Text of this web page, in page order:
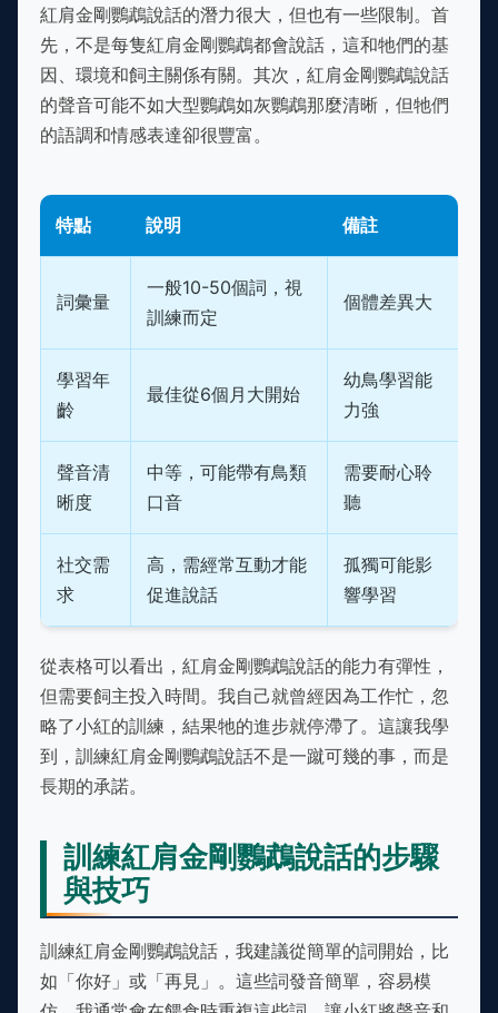
紅肩金剛鸚鵡說話的潛力很大，但也有一些限制。首
先，不是每隻紅肩金剛鸚鵡都會說話，這和牠們的基
因、環境和飼主關係有關。其次，紅肩金剛鸚鵡說話
的聲音可能不如大型鸚鵡如灰鸚鵡那麼清晰，但牠們
的語調和情感表達卻很豐富。
特點 說明 備註
詞彙量
一般10-50個詞，視
訓練而定
個體差異大
學習年
齡
最佳從6個月大開始
幼鳥學習能
力強
聲音清
晰度
中等，可能帶有鳥類
口音
需要耐心聆
聽
社交需
求
高，需經常互動才能
促進說話
孤獨可能影
響學習
從表格可以看出，紅肩金剛鸚鵡說話的能力有彈性，
但需要飼主投入時間。我自己就曾經因為工作忙，忽
略了小紅的訓練，結果牠的進步就停滯了。這讓我學
到，訓練紅肩金剛鸚鵡說話不是一蹴可幾的事，而是
長期的承諾。
訓練紅肩金剛鸚鵡說話的步驟
與技巧
訓練紅肩金剛鸚鵡說話，我建議從簡單的詞開始，比
如「你好」或「再見」。這些詞發音簡單，容易模